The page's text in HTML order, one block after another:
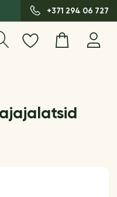
+371 294 06 727